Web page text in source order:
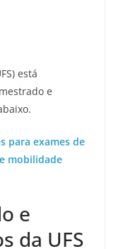
está
e
para exames de
mobilidade
e
da UFS